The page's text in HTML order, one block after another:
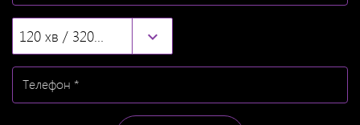
120 хв / 3200 грн